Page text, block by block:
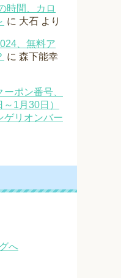
時間、カロ
に 大石 より
、無料ア
に 森下能幸
ポン番号、
1月30日）
ゲリオンバー